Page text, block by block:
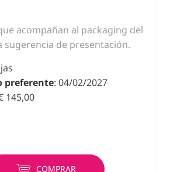
acompañan al packaging del
sugerencia de presentación.
preferente: 04/02/2027
145,00
COMPRAR